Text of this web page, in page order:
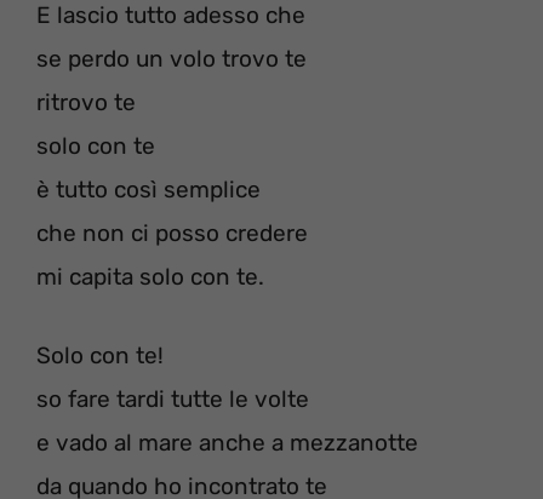
E lascio tutto adesso che
se perdo un volo trovo te
ritrovo te
solo con te
è tutto così semplice
che non ci posso credere
mi capita solo con te.
Solo con te!
so fare tardi tutte le volte
e vado al mare anche a mezzanotte
da quando ho incontrato te